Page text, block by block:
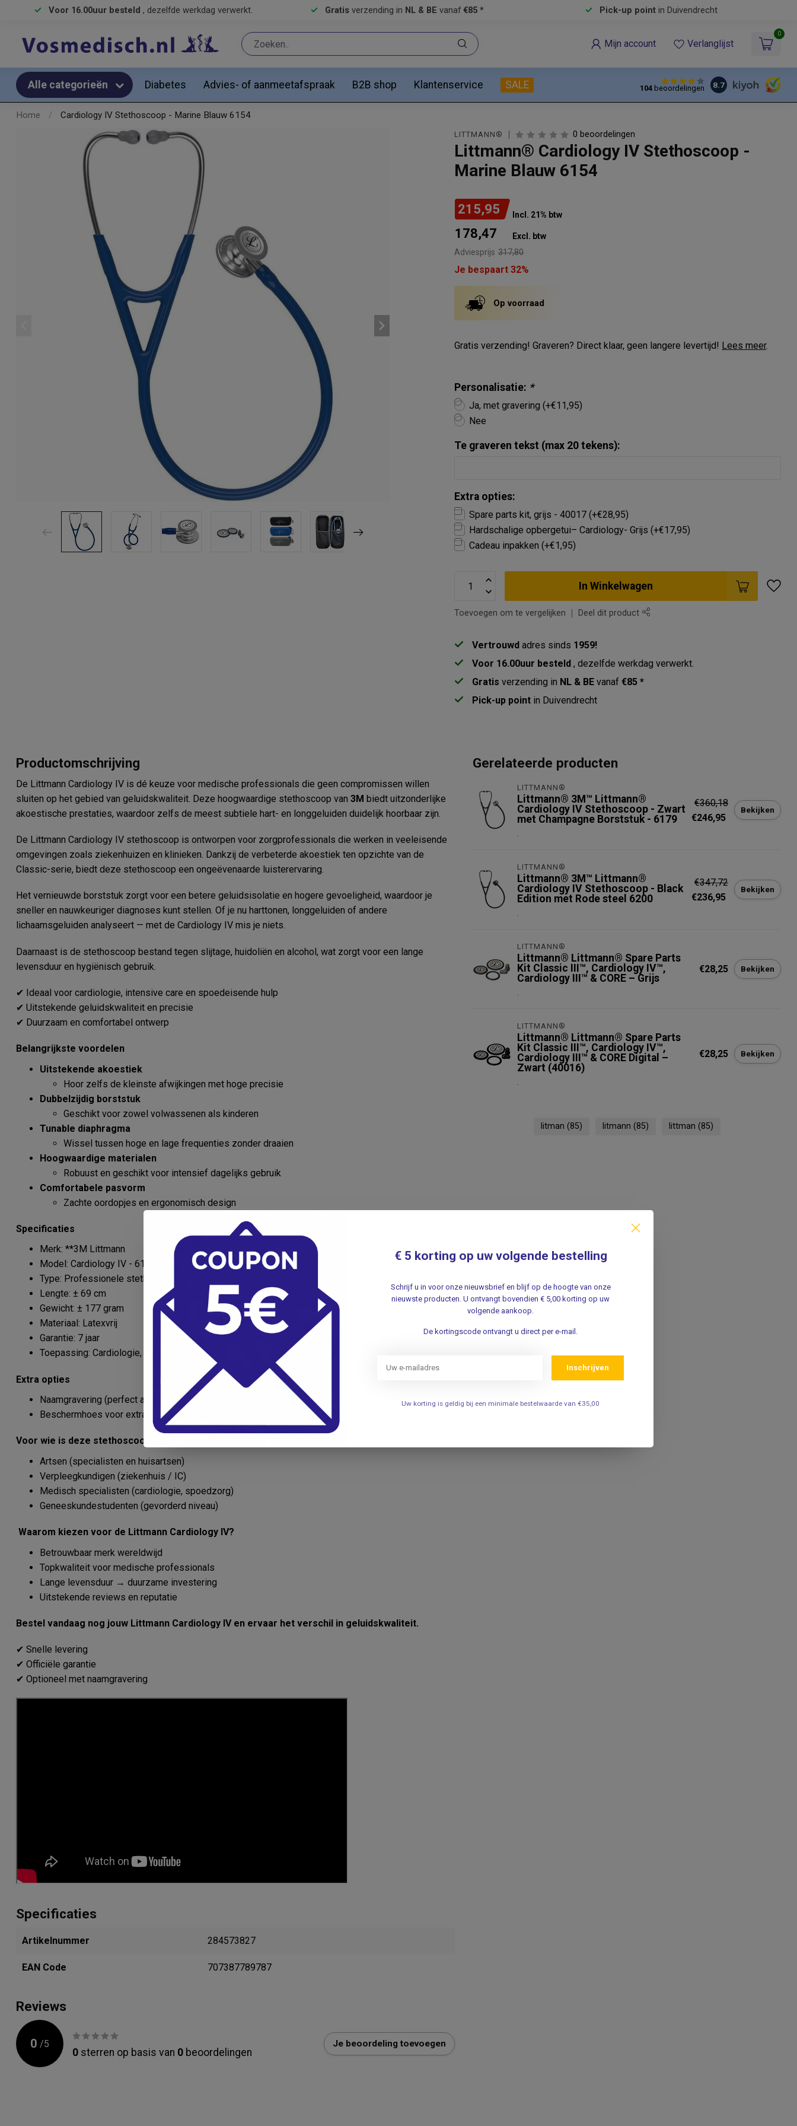
Voor 16.00uur besteld , dezelfde werkdag verwerkt. Gratis verzending in NL & BE vanaf €85 * Pick-up pointin Duivendrecht
Mijn account Verlanglijst
0
Alle categorieën Diabetes Advies- of aanmeetafspraak B2B shop Klantenservice SALE 104beoordelingen 8.7
Home / Cardiology IV Stethoscoop - Marine Blauw 6154
LITTMANN® 0 beoordelingen
Littmann® Cardiology IV Stethoscoop -
Marine Blauw 6154
215,95 Incl. 21% btw
178,47 Excl. btw
Adviesprijs 317,80
Je bespaart 32%
Op voorraad
Gratis verzending! Graveren? Direct klaar, geen langere levertijd! Lees meer.
Personalisatie: *
Ja, met gravering (+€11,95)
Nee
Te graveren tekst (max 20 tekens):
Extra opties:
Spare parts kit, grijs - 40017 (+€28,95)
Hardschalige opbergetui– Cardiology- Grijs (+€17,95)
Cadeau inpakken (+€1,95)
In Winkelwagen
Toevoegen om te vergelijken Deel dit product
Vertrouwd adres sinds 1959!
Voor 16.00uur besteld, dezelfde werkdag verwerkt.
Gratis verzending in NL & BE vanaf€85 *
Pick-up point in Duivendrecht
Productomschrijving
De Littmann Cardiology IV is dé keuze voor medische professionals die geen compromissen willen
sluiten op het gebied van geluidskwaliteit. Deze hoogwaardige stethoscoop van 3M biedt uitzonderlijke
akoestische prestaties, waardoor zelfs de meest subtiele hart- en longgeluiden duidelijk hoorbaar zijn.
De Littmann Cardiology IV stethoscoop is ontworpen voor zorgprofessionals die werken in veeleisende
omgevingen zoals ziekenhuizen en klinieken. Dankzij de verbeterde akoestiek ten opzichte van de
Classic-serie, biedt deze stethoscoop een ongeëvenaarde luisterervaring.
Het vernieuwde borststuk zorgt voor een betere geluidsisolatie en hogere gevoeligheid, waardoor je
sneller en nauwkeuriger diagnoses kunt stellen. Of je nu harttonen, longgeluiden of andere
lichaamsgeluiden analyseert — met de Cardiology IV mis je niets.
Daarnaast is de stethoscoop bestand tegen slijtage, huidoliën en alcohol, wat zorgt voor een lange
levensduur en hygiënisch gebruik.
✔ Ideaal voor cardiologie, intensive care en spoedeisende hulp
✔ Uitstekende geluidskwaliteit en precisie
✔ Duurzaam en comfortabel ontwerp
Belangrijkste voordelen
Uitstekende akoestiek
Hoor zelfs de kleinste afwijkingen met hoge precisie
Dubbelzijdig borststuk
Geschikt voor zowel volwassenen als kinderen
Tunable diaphragma
Wissel tussen hoge en lage frequenties zonder draaien
Hoogwaardige materialen
Robuust en geschikt voor intensief dagelijks gebruik
Comfortabele pasvorm
Zachte oordopjes en ergonomisch design
Specificaties
Merk: **3M Littmann
Model: Cardiology IV - 6154
Type: Professionele stethoscoop
Lengte: ± 69 cm
Gewicht: ± 177 gram
Materiaal: Latexvrij
Garantie: 7 jaar
Toepassing: Cardiologie, ICU, algemene diagnostiek
Extra opties
Naamgravering (perfect als cadeau of voor professioneel gebruik)
Beschermhoes voor extra levensduur
Voor wie is deze stethoscoop geschikt?
Artsen (specialisten en huisartsen)
Verpleegkundigen (ziekenhuis / IC)
Medisch specialisten (cardiologie, spoedzorg)
Geneeskundestudenten (gevorderd niveau)
Waarom kiezen voor de Littmann Cardiology IV?
Betrouwbaar merk wereldwijd
Topkwaliteit voor medische professionals
Lange levensduur → duurzame investering
Uitstekende reviews en reputatie
Bestel vandaag nog jouw Littmann Cardiology IV en ervaar het verschil in geluidskwaliteit.
✔ Snelle levering
✔ Officiële garantie
✔ Optioneel met naamgravering
Specificaties
Artikelnummer 284573827
EAN Code 707387789787
Reviews
0 /5
0 sterren op basis van 0 beoordelingen
Je beoordeling toevoegen
Gerelateerde producten
LITTMANN®
Littmann® 3M™ Littmann®
Cardiology IV Stethoscoop - Zwart
met Champagne Borststuk - 6179
.
€360,18
€246,95
Bekijken
LITTMANN®
Littmann® 3M™ Littmann®
Cardiology IV Stethoscoop - Black
Edition met Rode steel 6200
.
€347,72
€236,95
Bekijken
LITTMANN®
Littmann® Littmann® Spare Parts
Kit Classic III™, Cardiology IV™,
Cardiology III™ & CORE – Grijs
.
€28,25 Bekijken
LITTMANN®
Littmann® Littmann® Spare Parts
Kit Classic III™, Cardiology IV™,
Cardiology III™ & CORE Digital –
Zwart (40016)
.
€28,25 Bekijken
litman (85) litmann (85) littman (85)
€ 5 korting op uw volgende bestelling
Schrijf u in voor onze nieuwsbrief en blijf op de hoogte van onze
nieuwste producten. U ontvangt bovendien € 5,00 korting op uw
volgende aankoop.
De kortingscode ontvangt u direct per e-mail.
Inschrijven
Uw korting is geldig bij een minimale bestelwaarde van €35,00